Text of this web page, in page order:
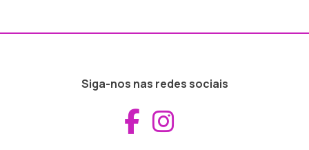
Siga-nos nas redes sociais
Aceder ao